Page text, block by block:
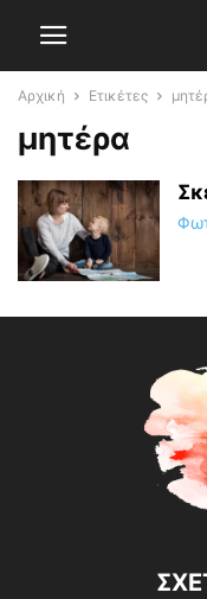
Αρχική Ετικέτες
μητέρα